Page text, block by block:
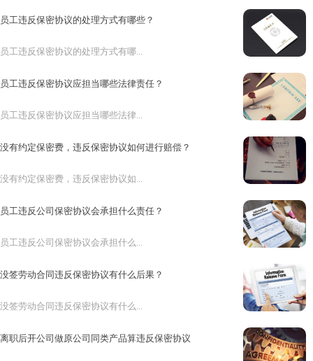
员工违反保密协议的处理方式有哪些？
员工违反保密协议的处理方式有哪...
员工违反保密协议应担当哪些法律责任？
员工违反保密协议应担当哪些法律...
没有约定保密费，违反保密协议如何进行赔偿？
没有约定保密费，违反保密协议如...
员工违反公司保密协议会承担什么责任？
员工违反公司保密协议会承担什么...
没签劳动合同违反保密协议有什么后果？
没签劳动合同违反保密协议有什么...
离职后开公司做原公司同类产品算违反保密协议